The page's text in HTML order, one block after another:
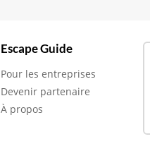
Escape Guide
Pour les entreprises
Devenir partenaire
À propos